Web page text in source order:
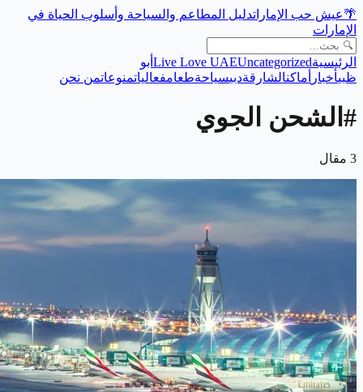
🌴عيش حب الإماراتدليل المطاعم والسياحة وأسلوب الحياة في
الإمارات
الرئيسية Live Love UAEUncategorized
أبو
ظبيأخبار أماكنالشارقةدبيسياحةطعامفعالياتمنوعاتمن نحن
# الشحن الجوي
3 مقال